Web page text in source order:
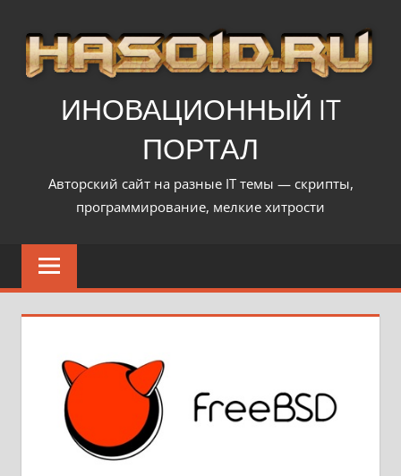
содержимому
ИНОВАЦИОННЫЙ IT
ПОРТАЛ
Авторский сайт на разные IT темы — скрипты,
программирование, мелкие хитрости